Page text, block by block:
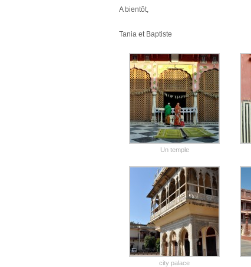
A bientôt,
Tania et Baptiste
Un temple
city palace